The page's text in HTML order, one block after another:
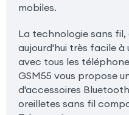
mobiles.
La technologie sans
aujourd'hui très facile
avec tous les
GSM55 vous propose
d'accessoires
oreilletes sans fil